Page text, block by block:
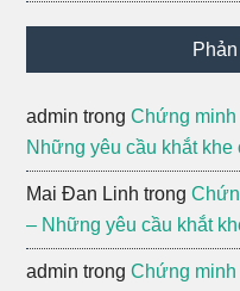
admin trongChứng minh
Những yêu cầu khắt
Mai Đan Linh trong
– Những yêu cầu khắt
admin trongChứng minh